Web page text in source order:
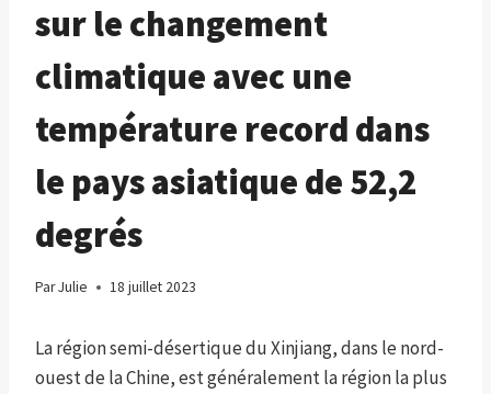
sur le changement
climatique avec une
température record dans
le pays asiatique de 52,2
degrés
ParJulie 18 juillet 2023
La région semi-désertique du Xinjiang, dans le nord-
ouest de la Chine, est généralement la région la plus